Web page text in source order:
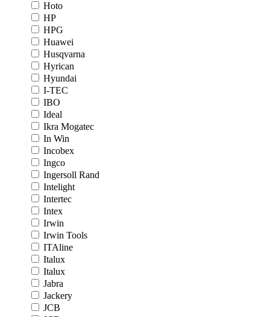
Hoto
HP
HPG
Huawei
Husqvarna
Hyrican
Hyundai
I-TEC
IBO
Ideal
Ikra Mogatec
In Win
Incobex
Ingco
Ingersoll Rand
Intelight
Intertec
Intex
Irwin
Irwin Tools
ITAline
Italux
Italux
Jabra
Jackery
JCB